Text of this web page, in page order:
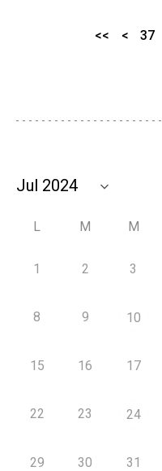
<< < 37
L M M
1 2 3
8 9 10
15 16 17
22 23 24
29 30 31